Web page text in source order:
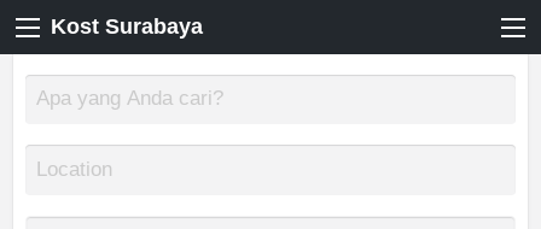
Kost Surabaya